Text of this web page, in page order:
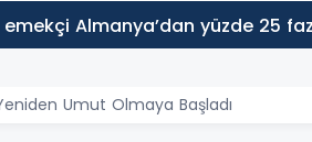
Umut Olmaya Başladı